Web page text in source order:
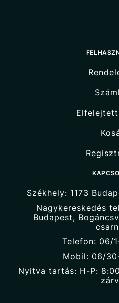
Székhely: 1173
Nagykereskedés
Budapest,
Telefon: 06/
Mobil: 06/
Nyitva tartás: H-P: